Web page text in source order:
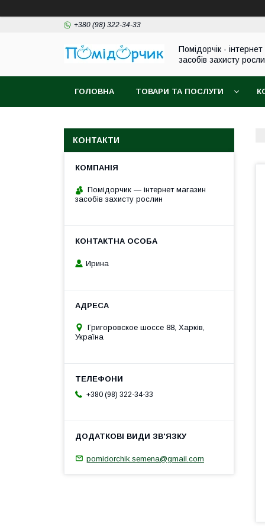
+380 (98) 322-34-33
Помідорчік -
засобів захисту
ГОЛОВНА ТОВАРИ ТА ПОСЛУГИ
КОНТАКТИ
Помідорчик — інтернет магазин
засобів захисту рослин
Ирина
Григоровское шоссе 88, Харків,
Україна
+380 (98) 322-34-33
pomidorchik.semena@gmail.com